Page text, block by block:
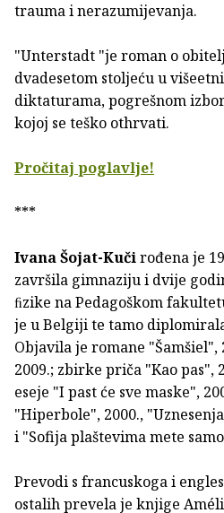
trauma i nerazumijevanja.
"Unterstadt "je roman o
dvadesetom stoljeću u
diktaturama, pogrešnom
kojoj se teško othrvati.
Pročitaj poglavlje!
***
Ivana Šojat-Kučirođena je
za­vršila gimnaziju i dvije
ﬁzike na Pedagoškom
je u Belgiji te tamo
Objavila je romane "Šamšiel",
2009.; zbirke priča "Kao pas",
eseje "I past će sve maske",
"Hiperbole", 2000.,
i "Sofija plaštevima mete
Prevodi s francuskoga i
ostalih prevela je knjige